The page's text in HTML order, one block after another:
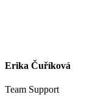
Erika Čuříková
Team Support